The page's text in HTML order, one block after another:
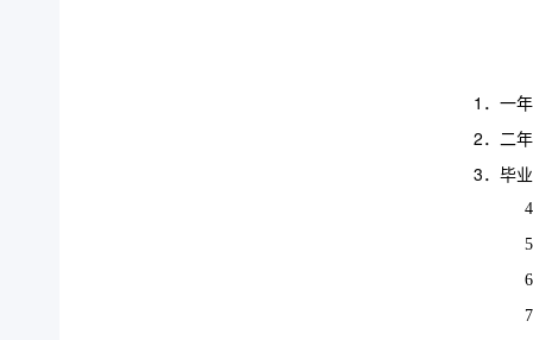
1．一
2．二
3． 毕
5
6
7